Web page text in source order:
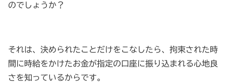
のでしょうか？
それは、決められたことだけをこなしたら、拘束された時
間に時給をかけたお金が指定の口座に振り込まれる心地良
さを知っているからです。